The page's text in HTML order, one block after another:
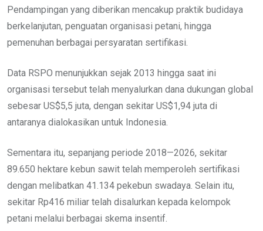
Pendampingan yang diberikan mencakup praktik budidaya
berkelanjutan, penguatan organisasi petani, hingga
pemenuhan berbagai persyaratan sertifikasi.
Data RSPO menunjukkan sejak 2013 hingga saat ini
organisasi tersebut telah menyalurkan dana dukungan global
sebesar US$5,5 juta, dengan sekitar US$1,94 juta di
antaranya dialokasikan untuk Indonesia.
Sementara itu, sepanjang periode 2018—2026, sekitar
89.650 hektare kebun sawit telah memperoleh sertifikasi
dengan melibatkan 41.134 pekebun swadaya. Selain itu,
sekitar Rp416 miliar telah disalurkan kepada kelompok
petani melalui berbagai skema insentif.